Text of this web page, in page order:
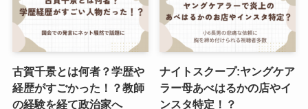
古賀千景とは何者？学歴や
経歴がすごかった！？教師
の経験を経て政治家へ
ナイトスクープ:ヤングケア
ラー母あべはるかの店やイ
ンスタ特定！？